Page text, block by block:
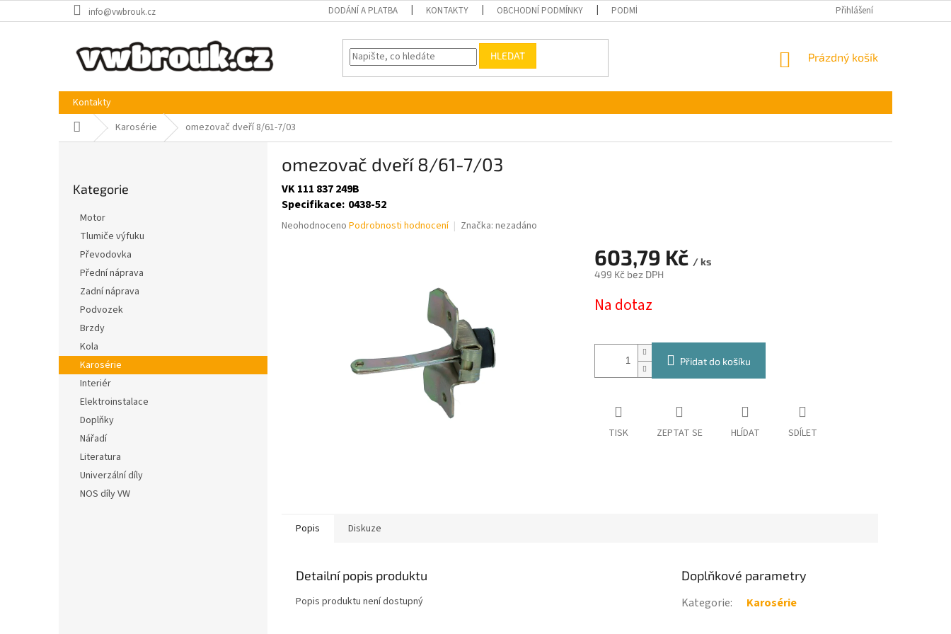
na
info@vwbrouk.cz DODÁNÍ A PLATBA KONTAKTY OBCHODNÍ PODMÍNKY PODMÍNKY OCHRANY OSOBNÍCH ÚDAJŮ Přihlášení
HLEDAT
NÁKUPNÍ
Prázdný košík
Kontakty
Domů Karosérie omezovač dveří 8/61-7/03
l
kategorie
Kategorie
Motor
Tlumiče výfuku
Převodovka
Přední náprava
Zadní náprava
Podvozek
Brzdy
Kola
Karosérie
Interiér
Elektroinstalace
Doplňky
Nářadí
Literatura
Univerzální díly
NOS díly VW
omezovač dveří 8/61-7/03
VK 111 837 249B
Specifikace: 0438-52
Průměrné
Neohodnoceno Podrobnosti hodnocení Značka: nezadáno
603,79 Kč / ks
499 Kč bez DPH
cena:
Na dotaz
Přidat do košíku
TISK ZEPTAT SE HLÍDAT SDÍLET
Popis Diskuze
Detailní popis produktu
Popis produktu není dostupný
Doplňkové parametry
Kategorie: Karosérie